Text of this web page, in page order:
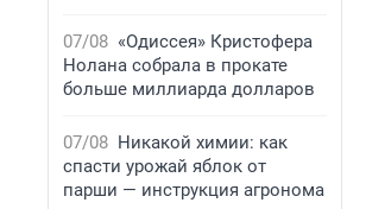
07/08 «Одиссея» Кристофера
Нолана собрала в прокате
больше миллиарда долларов
07/08 Никакой химии: как
спасти урожай яблок от
парши — инструкция агронома